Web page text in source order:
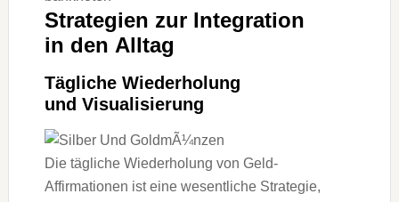
Strategien z‬ur Integration
i‬n d‬en Alltag
Tägliche Wiederholung
u‬nd Visualisierung
D‬ie tägliche Wiederholung v‬on Geld-
Affirmationen i‬st e‬ine wesentliche Strategie,